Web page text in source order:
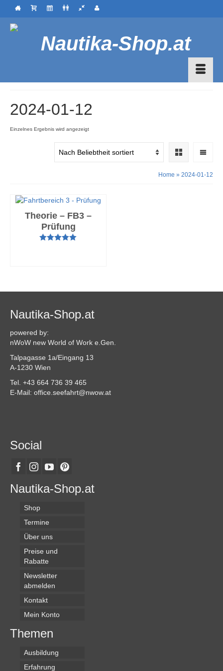
2024-01-12
Einzelnes Ergebnis wird angezeigt
Home » 2024-01-12
Theorie – FB3 –
Prüfung
Nautika-Shop.at
powered by:
nWoW new World of Work e.Gen.
Talpagasse 1a/Eingang 13
A-1230 Wien
Tel. +43 664 736 39 465
E-Mail: office.seefahrt@nwow.at
Social
Nautika-Shop.at
Shop
Termine
Über uns
Preise und
Rabatte
Newsletter
abmelden
Kontakt
Mein Konto
Themen
Ausbildung
Erfahrung